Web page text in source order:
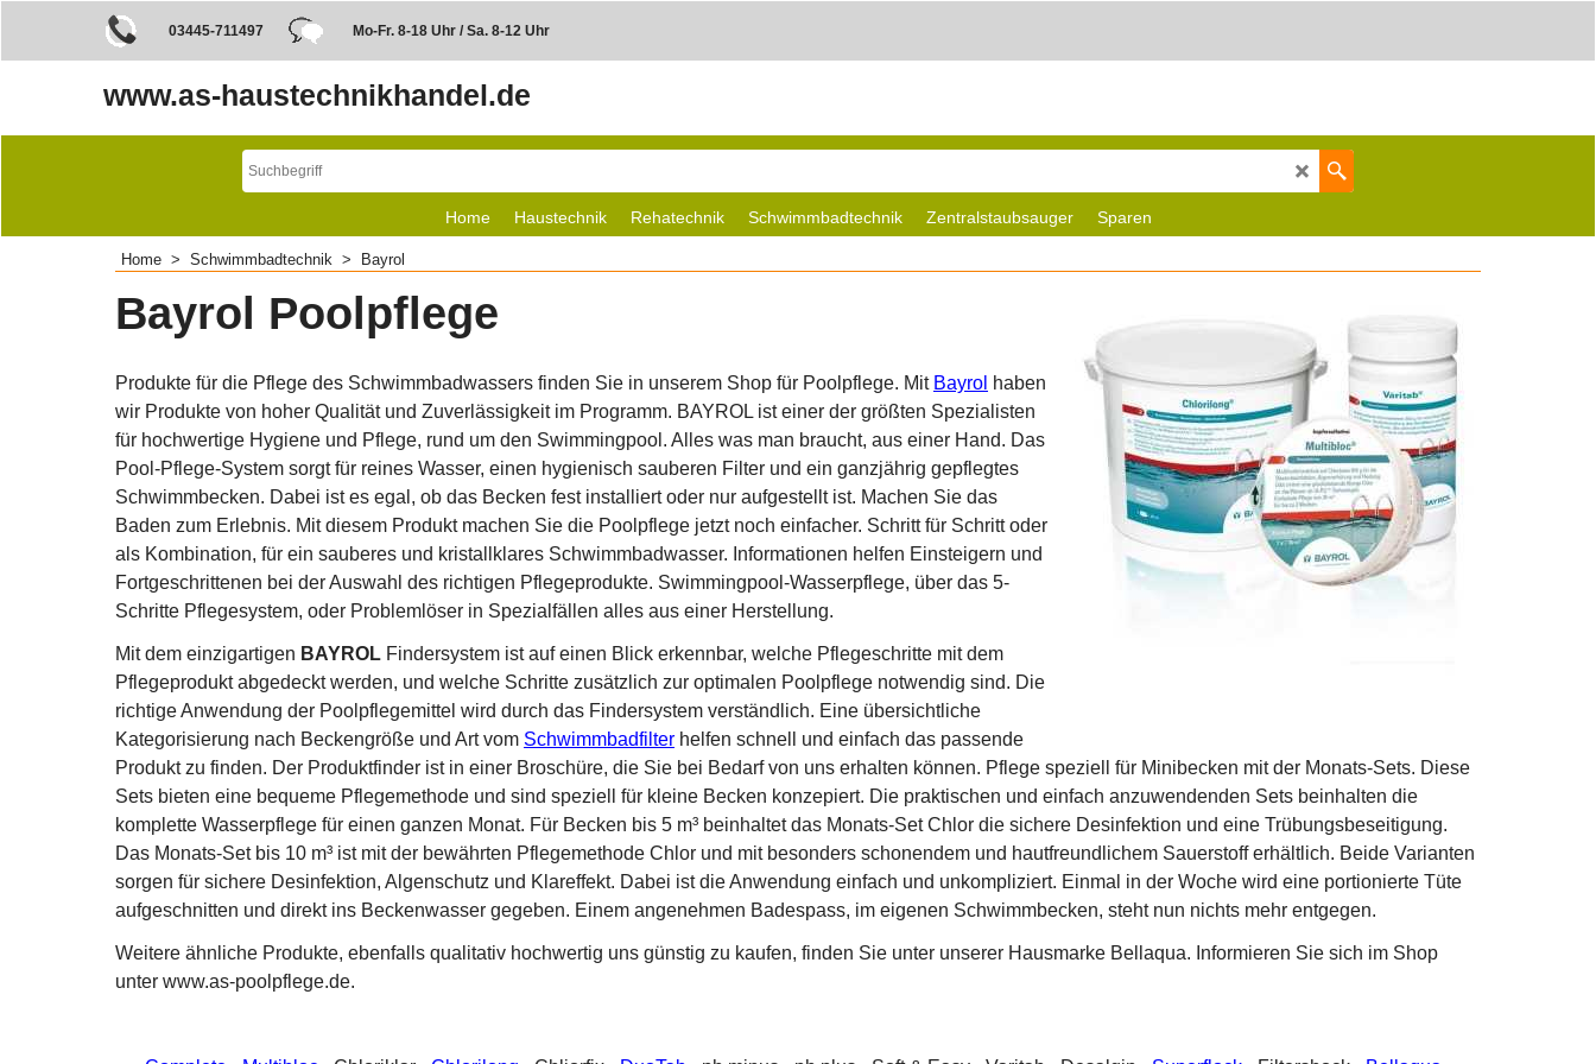
03445-711497 Mo-Fr. 8-18 Uhr / Sa. 8-12 Uhr
www.as-haustechnikhandel.de
Home Haustechnik Rehatechnik Schwimmbadtechnik Zentralstaubsauger Sparen
Home > Schwimmbadtechnik > Bayrol
Bayrol Poolpflege
Produkte für die Pflege des Schwimmbadwassers finden Sie in unserem Shop für Poolpflege. Mit Bayrol haben
wir Produkte von hoher Qualität und Zuverlässigkeit im Programm. BAYROL ist einer der größten Spezialisten
für hochwertige Hygiene und Pflege, rund um den Swimmingpool. Alles was man braucht, aus einer Hand. Das
Pool-Pflege-System sorgt für reines Wasser, einen hygienisch sauberen Filter und ein ganzjährig gepflegtes
Schwimmbecken. Dabei ist es egal, ob das Becken fest installiert oder nur aufgestellt ist. Machen Sie das
Baden zum Erlebnis. Mit diesem Produkt machen Sie die Poolpflege jetzt noch einfacher. Schritt für Schritt oder
als Kombination, für ein sauberes und kristallklares Schwimmbadwasser. Informationen helfen Einsteigern und
Fortgeschrittenen bei der Auswahl des richtigen Pflegeprodukte. Swimmingpool-Wasserpflege, über das 5-
Schritte Pflegesystem, oder Problemlöser in Spezialfällen alles aus einer Herstellung.
Mit dem einzigartigen BAYROL Findersystem ist auf einen Blick erkennbar, welche Pflegeschritte mit dem
Pflegeprodukt abgedeckt werden, und welche Schritte zusätzlich zur optimalen Poolpflege notwendig sind. Die
richtige Anwendung der Poolpflegemittel wird durch das Findersystem verständlich. Eine übersichtliche
Kategorisierung nach Beckengröße und Art vom Schwimmbadfilter helfen schnell und einfach das passende
Produkt zu finden. Der Produktfinder ist in einer Broschüre, die Sie bei Bedarf von uns erhalten können. Pflege speziell für Minibecken mit der Monats-Sets. Diese
Sets bieten eine bequeme Pflegemethode und sind speziell für kleine Becken konzepiert. Die praktischen und einfach anzuwendenden Sets beinhalten die
komplette Wasserpflege für einen ganzen Monat. Für Becken bis 5 m³ beinhaltet das Monats-Set Chlor die sichere Desinfektion und eine Trübungsbeseitigung.
Das Monats-Set bis 10 m³ ist mit der bewährten Pflegemethode Chlor und mit besonders schonendem und hautfreundlichem Sauerstoff erhältlich. Beide Varianten
sorgen für sichere Desinfektion, Algenschutz und Klareffekt. Dabei ist die Anwendung einfach und unkompliziert. Einmal in der Woche wird eine portionierte Tüte
aufgeschnitten und direkt ins Beckenwasser gegeben. Einem angenehmen Badespass, im eigenen Schwimmbecken, steht nun nichts mehr entgegen.
Weitere ähnliche Produkte, ebenfalls qualitativ hochwertig uns günstig zu kaufen, finden Sie unter unserer Hausmarke Bellaqua. Informieren Sie sich im Shop
unter www.as-poolpflege.de.